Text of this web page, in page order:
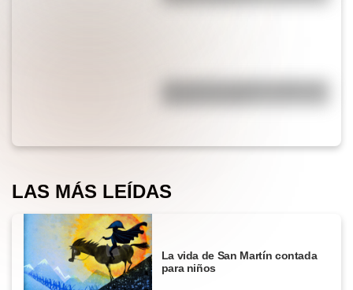
¿Por qué los piratas usaban un
LAS MÁS LEÍDAS
La vida de San Martín contada
para niños